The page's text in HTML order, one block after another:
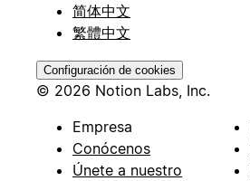
简体中文
繁體中文
Configuración de cookies
© 2026 Notion Labs, Inc.
Empresa
Conócenos
Únete a nuestro